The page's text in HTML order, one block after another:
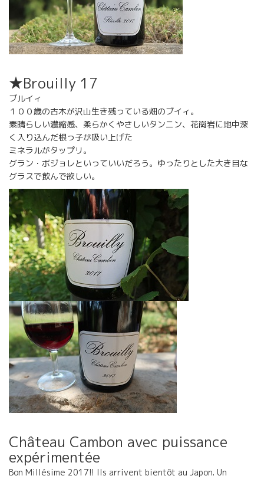
★Brouilly 17
ブルイィ
１００歳の古木が沢山生き残っている畑のブイィ。
素晴らしい濃縮感、柔らかくやさしいタンニン、花崗岩に地中深
く入り込んだ根っ子が吸い上げた
ミネラルがタップリ。
グラン・ボジョレといっていいだろう。ゆったりとした大き目な
グラスで飲んで欲しい。
Château Cambon avec puissance
expérimentée
Bon Millésime 2017!! Ils arrivent bientôt au Japon. Un